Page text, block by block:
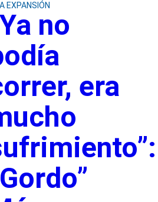
EXPANSIÓN
no
era